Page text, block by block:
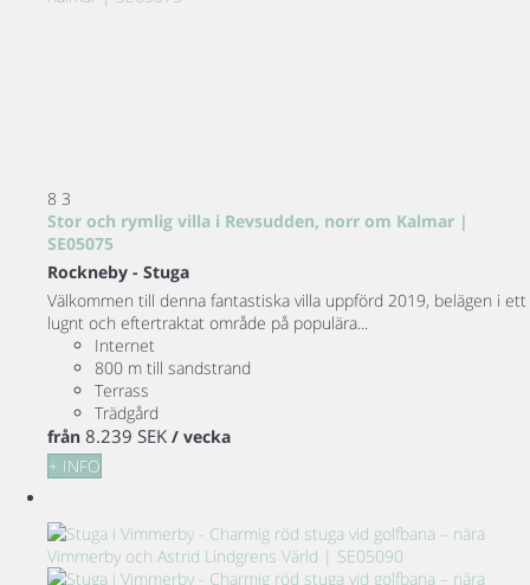
8 3
Stor och rymlig villa i Revsudden, norr om Kalmar |
SE05075
Rockneby - Stuga
Välkommen till denna fantastiska villa uppförd 2019, belägen i ett
lugnt och eftertraktat område på populära...
Internet
800 m till sandstrand
Terrass
Trädgård
från 8.239 SEK / vecka
+ INFO